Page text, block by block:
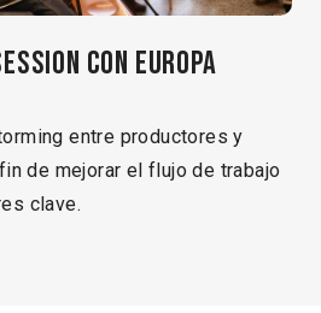
con Europa
entre productores y
de mejorar el flujo de trabajo
clave.